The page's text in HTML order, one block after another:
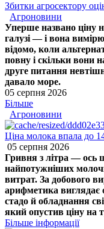
Збитки агросектору
Агроновини
Уперше названо ціну
галузі — і вона
відомо, коли
повну і скільки вони
друге питання
давало море.
05 серпня 2026
Більше
Агроновини
Ціна молока впала до
05 серпня 2026
Гривня з літра — ось
найпотужніших
витрат. За добового
арифметика виглядає
стадо й обладнання
який опустив ціну на
Більше інформації